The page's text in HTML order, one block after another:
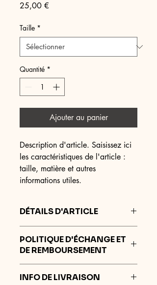
25,00 €
Taille *
Quantité *
Ajouter au panier
Description d'article. Saisissez ici
les caractéristiques de l'article :
taille, matière et autres
informations utiles.
DÉTAILS D'ARTICLE
caractéristiques de l'article : taille,
matière et autres détails utiles. Cet
emplacement est idéal pour expliquer
les avantages de cet article à vos
clients.
POLITIQUE D'ÉCHANGE ET
DE REMBOURSEMENT
remboursement. Informez vos visiteurs
INFO DE LIVRAISON